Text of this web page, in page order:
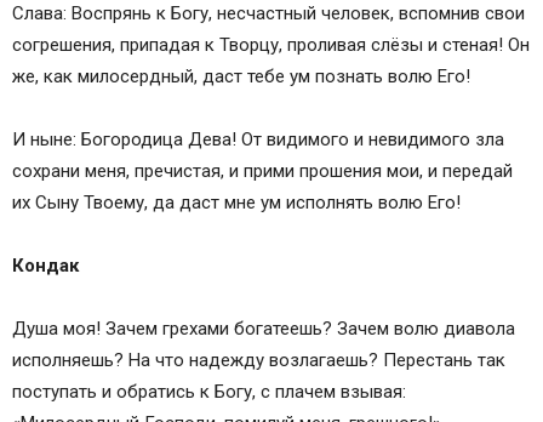
Слава: Воспрянь к Богу, несчастный человек, вспомнив свои
согрешения, припадая к Творцу, проливая слёзы и стеная! Он
же, как милосердный, даст тебе ум познать волю Его!
И ныне: Богородица Дева! От видимого и невидимого зла
сохрани меня, пречистая, и прими прошения мои, и передай
их Сыну Твоему, да даст мне ум исполнять волю Его!
Кондак
Душа моя! Зачем грехами богатеешь? Зачем волю диавола
исполняешь? На что надежду возлагаешь? Перестань так
поступать и обратись к Богу, с плачем взывая: